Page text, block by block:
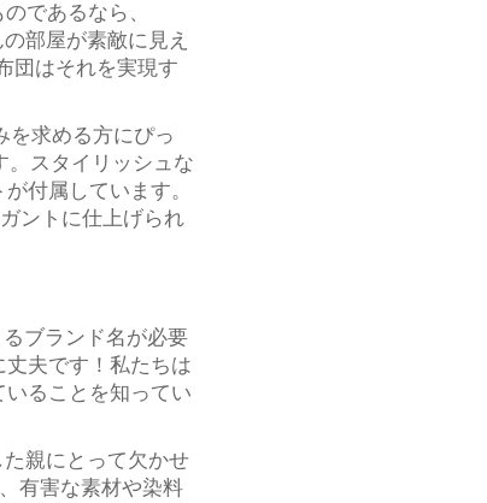
であるなら、
部屋が素敵に見え
団はそれを実現す
を求める方にぴっ
。スタイリッシュな
付属しています。
ントに仕上げられ
ブランド名が必要
夫です！私たちは
ることを知ってい
親にとって欠かせ
有害な素材や染料